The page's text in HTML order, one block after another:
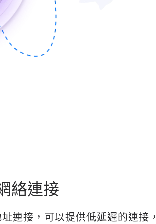
絡連接
連接，可以提供低延遲的連接，